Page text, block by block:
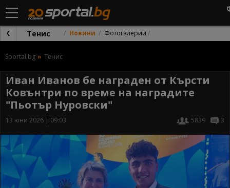
Тенис Новини Фотогалерии
Sportal.bg Тенис
Иван Иванов бе награден от Кърсти
Ковънтри по време на наградите
"Пьотър Нуровски"
13 юни 2026 | 09:03 5839 3